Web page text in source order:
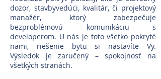
dozor, stavbyvedúci, kvalitár, či projektový
manažér, ktorý zabezpečuje
bezproblémovú komunikáciu s
developerom. U nás je toto všetko pokryté
nami, riešenie bytu si nastavíte Vy.
Výsledok je zaručený – spokojnosť na
všetkých stranách.